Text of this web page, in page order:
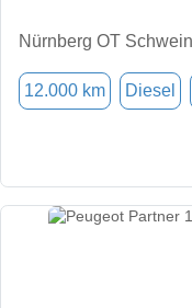
Nürnberg OT
12.000 km Diesel